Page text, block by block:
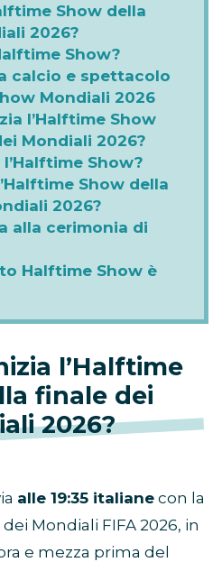
Show della
2026?
Show?
calcio e spettacolo
Mondiali 2026
l’Halftime Show
Mondiali 2026?
Show?
Show della
2026?
alla cerimonia di
Halftime Show è
l’Halftime
finale dei
2026?
alle 19:35 italiane con la
Mondiali FIFA 2026, in
e mezza prima del